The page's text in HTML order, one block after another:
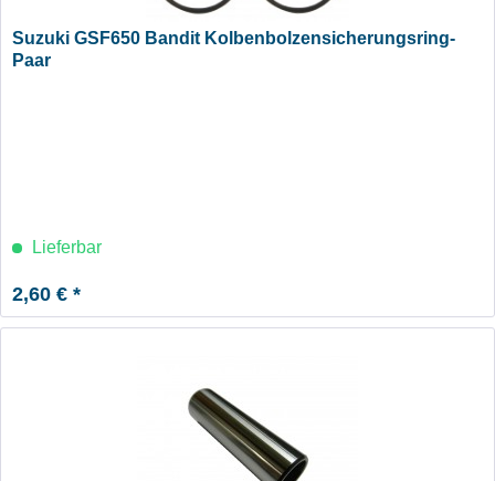
Suzuki GSF650 Bandit Kolbenbolzensicherungsring-
Paar
Lieferbar
2,60 € *